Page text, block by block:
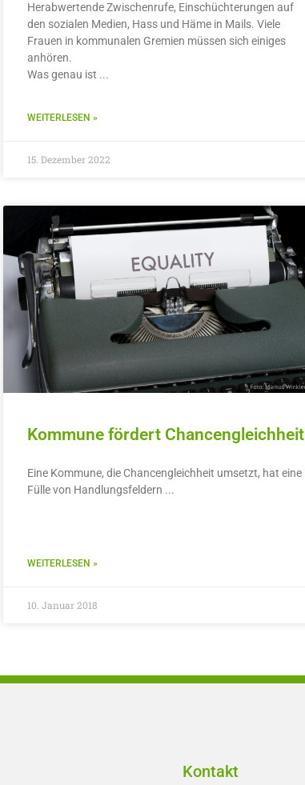
Herabwertende Zwischenrufe, Einschüchterungen auf
den sozialen Medien, Hass und Häme in Mails. Viele
Frauen in kommunalen Gremien müssen sich einiges
anhören.
Was genau ist
WEITERLESEN »
15. Dezember 2022
Kommune fördert Chancengleichheit
Eine Kommune, die Chancengleichheit umsetzt, hat eine
Fülle von Handlungsfeldern
WEITERLESEN »
10. Januar 2018
Kontakt